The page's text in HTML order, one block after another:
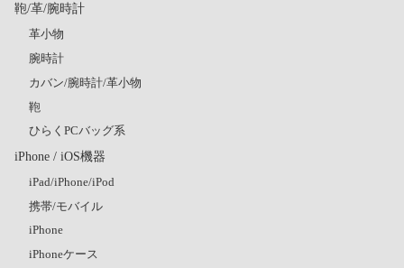
鞄/革/腕時計
革小物
腕時計
カバン/腕時計/革小物
鞄
ひらくPCバッグ系
iPhone / iOS機器
iPad/iPhone/iPod
携帯/モバイル
iPhone
iPhoneケース